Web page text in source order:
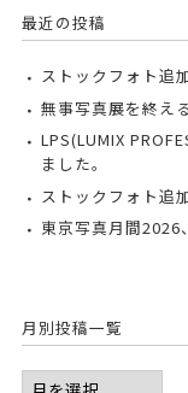
最近の投稿
ストックフォト追
無事写真展を終え
LPS(LUMIX
ました。
ストックフォト追
東京写真月間2026
月別投稿一覧